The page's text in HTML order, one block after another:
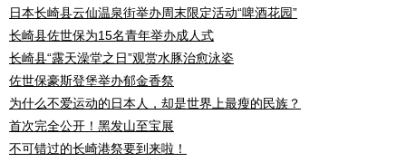
日本长崎县云仙温泉街举办周末限定活动“啤酒花园”
长崎县佐世保为15名青年举办成人式
长崎县“露天澡堂之日”观赏水豚治愈泳姿
佐世保豪斯登堡举办郁金香祭
为什么不爱运动的日本人，却是世界上最瘦的民族？
首次完全公开！黑发山至宝展
不可错过的长崎港祭要到来啦！